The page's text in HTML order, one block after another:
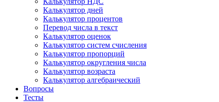
Калькулятор дней
Калькулятор процентов
Перевод числа в текст
Калькулятор оценок
Калькулятор систем счисления
Калькулятор пропорций
Калькулятор округления числа
Калькулятор возраста
Калькулятор алгебраический
Вопросы
Тесты